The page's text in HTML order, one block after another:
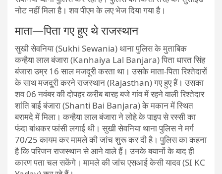
नोट नहीं मिला है। शव पीएम के लए भेज दिया गया है।
माता—पिता गए हुए थे राजस्थान
सुखी सेवनिया (Sukhi Sewania) थाना पुलिस के मुताबिक
कन्हैया लाल बंजारा (Kanhaiya Lal Banjara) पिता धारत सिंह
बंजारा उम्र 16 साल मजदूरी करता था। उसके माता-पिता रिश्तेदारों
के साथ मजदूरी करने राजस्थान (Rajasthan) गए हुए हैं। उसका
शव 06 नवंबर की दोपहर करीब बारह बजे गांव में रहने वाली रिश्तेदार
शांति बाई बंजारा (Shanti Bai Banjara) के मकान में स्थित
बरामदे में मिला। कन्हैया लाल बंजारा ने लोहे के पाइप से रस्सी का
फंदा बांधकर फांसी लगाई थी। सुखी सेवनिया थाना पुलिस ने मर्ग
70/25 कायम कर मामले की जांच शुरू कर दी है। पुलिस का कहना
है कि परिजन राजस्थान से आने वाले हैं। उनके बयानों के बाद ही
कारण पता चल सकेंगे। मामले की जांच एसआई केसी यादव (SI KC